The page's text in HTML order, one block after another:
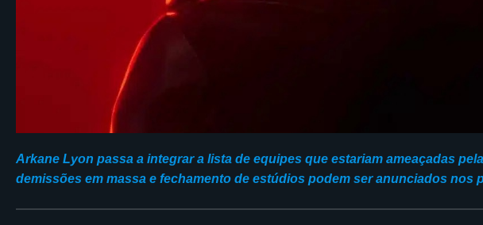
Arkane Lyon passa a integrar a lista de equipes que estariam ameaçadas
demissões em massa e fechamento de estúdios podem ser anunciados nos